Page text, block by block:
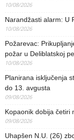
10/08/2026
Narandžasti alarm: U
10/08/2026
Požarevac:
požar u Deliblatskoj
10/08/2026
Planirana isključenja
do 13. avgusta
09/08/2026
Kopaonik dobija četiri
09/08/2026
Uhapšen N.U. (26)